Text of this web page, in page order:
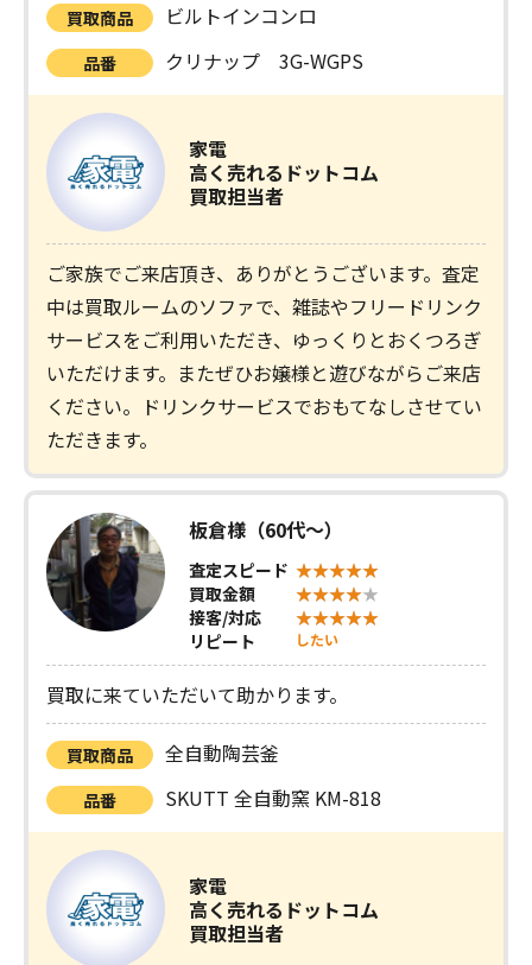
買取商品 ビルトインコンロ
品番 クリナップ 3G-WGPS
家電
高く売れるドットコム
買取担当者
ご家族でご来店頂き、ありがとうございます。査定
中は買取ルームのソファで、雑誌やフリードリンク
サービスをご利用いただき、ゆっくりとおくつろぎ
いただけます。またぜひお嬢様と遊びながらご来店
ください。ドリンクサービスでおもてなしさせてい
ただきます。
板倉様（60代〜）
査定スピード
買取金額
接客/対応
リピート
したい
買取に来ていただいて助かります。
買取商品 全自動陶芸釜
品番 SKUTT 全自動窯 KM-818
家電
高く売れるドットコム
買取担当者